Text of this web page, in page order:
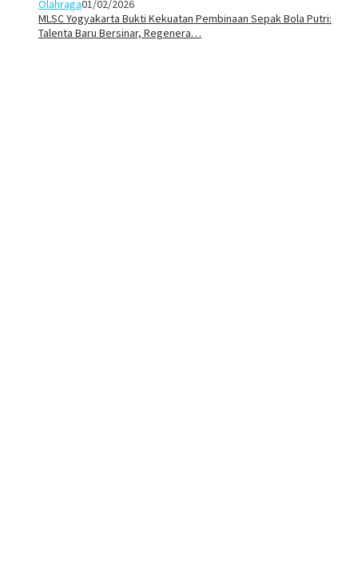
Olahraga01/02/2026
MLSC Yogyakarta Bukti Kekuatan Pembinaan Sepak Bola Putri:
Talenta Baru Bersinar, Regenera…